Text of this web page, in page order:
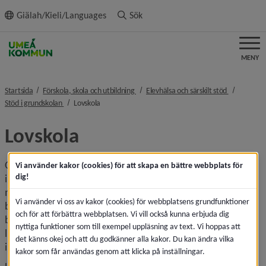
innehållet
Giälah/Kieli/Languages Sök
MENY
Startsida Förskola, skola och utbildning nivå i brödsmulenavigeringen
Elevhälsa och särskilt stöd nivå i
Stöd i grundskolan nivå i brödsmulenavigeringen
Lovskolanivå i brödsmulenavigeringen
Lovskola
Om du som elev eller vårdnadshavare i årskurs 8 eller 9 är
intresserad av eller har behov av lovskola, kontakta din
mentor. Tillsammans med lärare, elevhälsa och rektor
bedömer ni om ditt barn ska erbjudas lovskola. Om ditt
barn tackar jag till lovskola är det obligatorisk närvaro,
lunch ingår. För de elever som är berättigad till skolskjuts
ingår även det.
Vi använder kakor (cookies) för att skapa en bättre webbplats för
dig!
Vi använder vi oss av kakor (cookies) för webbplatsens grundfunktioner
och för att förbättra webbplatsen. Vi vill också kunna erbjuda dig
nyttiga funktioner som till exempel uppläsning av text. Vi hoppas att
det känns okej och att du godkänner alla kakor. Du kan ändra vilka
kakor som får användas genom att klicka på inställningar.